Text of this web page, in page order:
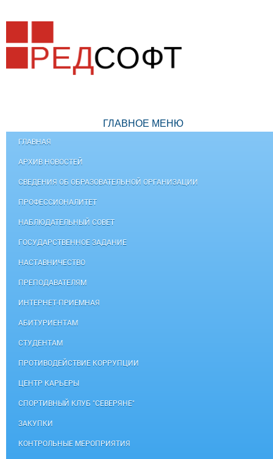
ГЛАВНОЕ МЕНЮ
ГЛАВНАЯ
АРХИВ НОВОСТЕЙ
СВЕДЕНИЯ ОБ ОБРАЗОВАТЕЛЬНОЙ ОРГАНИЗАЦИИ
ПРОФЕССИОНАЛИТЕТ
НАБЛЮДАТЕЛЬНЫЙ СОВЕТ
ГОСУДАРСТВЕННОЕ ЗАДАНИЕ
НАСТАВНИЧЕСТВО
ПРЕПОДАВАТЕЛЯМ
ИНТЕРНЕТ-ПРИЕМНАЯ
АБИТУРИЕНТАМ
СТУДЕНТАМ
ПРОТИВОДЕЙСТВИЕ КОРРУПЦИИ
ЦЕНТР КАРЬЕРЫ
СПОРТИВНЫЙ КЛУБ "СЕВЕРЯНЕ"
ЗАКУПКИ
КОНТРОЛЬНЫЕ МЕРОПРИЯТИЯ